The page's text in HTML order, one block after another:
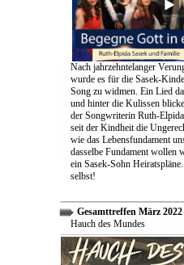
Nach jahrzehntelanger
wurde es für die Sasek-
Song zu widmen. Ein Lied
und hinter die Kulissen
der Songwriterin Ruth-
seit der Kindheit die
wie das Lebensfundament
dasselbe Fundament wollen
ein Sasek-Sohn
selbst!
Gesamttreffen März
Hauch des Mundes